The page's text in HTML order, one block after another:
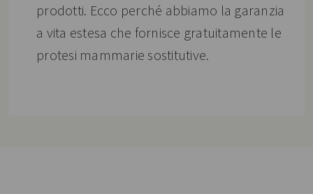
prodotti. Ecco perché abbiamo la garanzia
a vita estesa che fornisce gratuitamente le
protesi mammarie sostitutive.